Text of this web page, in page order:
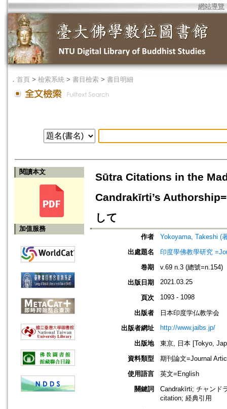
網站導覽
． 首頁 > 檢索系統 > 書目檢索 > 書目明細
閱讀本文
加值服務
Sūtra Citations in the
Candrakīrti’s Authorship=
して
作者
Yokoyama, Takeshi (
出處題名
印度學佛教學研究
卷期
v.69 n.3 (總號=n.154)
出版日期
2021.03.25
頁次 1093 - 1098
出版者
日本印度学仏教学会
出版者網址
http://www.jaibs.jp/
出版地
東京, 日本 [Tokyo,
資料類型
期刊論文=Journal
使用語言
英文=English
關鍵詞
Candrakīrti; チャンド
citation; 経典引用